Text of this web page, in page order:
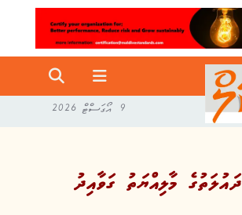
9 އޯގަސްޓް 2026
ދައުލަތުގެ މާލިއްޔަތު ގަވާއިދު